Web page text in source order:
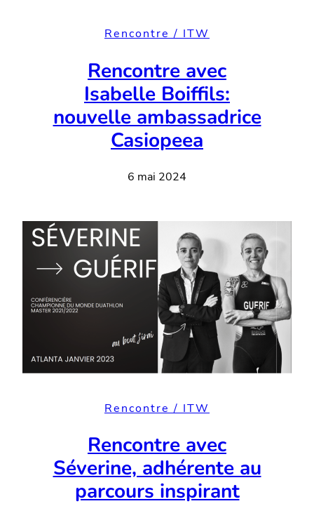
Rencontre / ITW
Rencontre avec
Isabelle Boiffils:
nouvelle ambassadrice
Casiopeea
6 mai 2024
Rencontre / ITW
Rencontre avec
Séverine, adhérente au
parcours inspirant